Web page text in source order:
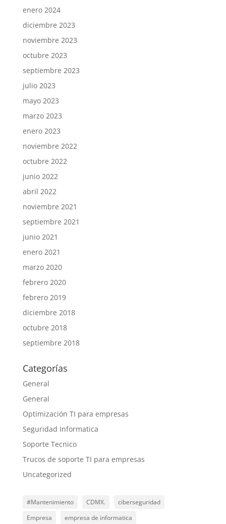
enero 2024
diciembre 2023
noviembre 2023
octubre 2023
septiembre 2023
julio 2023
mayo 2023
marzo 2023
enero 2023
noviembre 2022
octubre 2022
junio 2022
abril 2022
noviembre 2021
septiembre 2021
junio 2021
enero 2021
marzo 2020
febrero 2020
febrero 2019
diciembre 2018
octubre 2018
septiembre 2018
Categorías
General
General
Optimización TI para empresas
Seguridad Informatica
Soporte Tecnico
Trucos de soporte TI para empresas
Uncategorized
#Mantenimiento CDMX.
ciberseguridad
Empresa
empresa de informatica